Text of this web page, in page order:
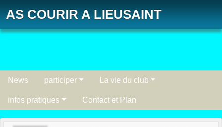
AS COURIR A LIEUSAINT
News participer La vie du club
infos pratiques Contact et Plan